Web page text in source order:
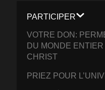
PARTICIPER
VOTRE DON:
DU MONDE
CHRIST
PRIEZ POUR